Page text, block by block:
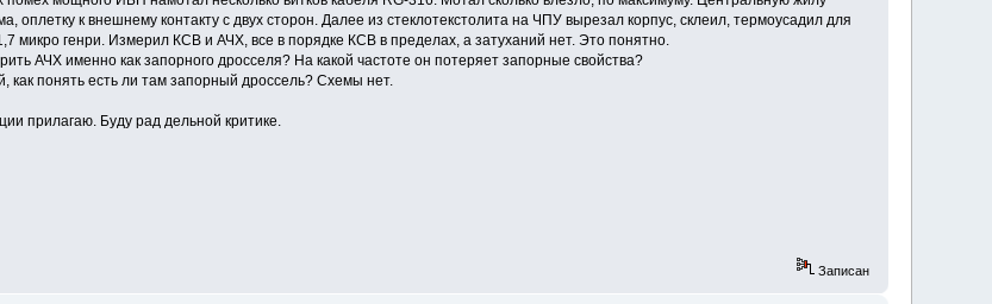
оплетку к внешнему контакту с двух сторон. Далее из стеклотекстолита на ЧПУ вырезал корпус, склеил, термоусадил для
микро генри. Измерил КСВ и АЧХ, все в порядке КСВ в пределах, а затуханий нет. Это понятно.
АЧХ именно как запорного дросселя? На какой частоте он потеряет запорные свойства?
как понять есть ли там запорный дроссель? Схемы нет.
прилагаю. Буду рад дельной критике.
Записан